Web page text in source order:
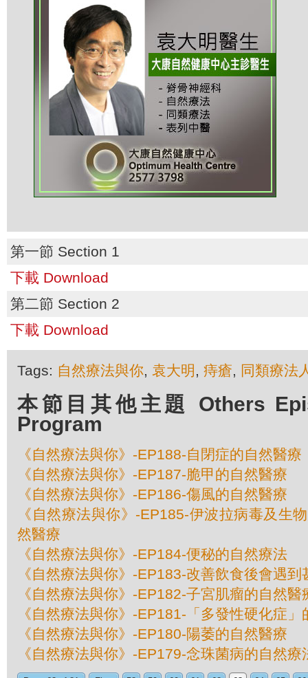
第一節 Section 1
下載 Download
第二節 Section 2
下載 Download
Tags: 自然療法與你, 袁大明 , 痔瘡, 同類療法
本節目其他主題 Others
Program
《自然療法與你》-EP188-自閉症的自然醫療
《自然療法與你》-EP187-脆甲的自然醫療
《自然療法與你》-EP186-傷風的自然醫療
《自然療法與你》-EP185-伊波拉病毒及生
然醫療
《自然療法與你》-EP184-便秘的自然療法
《自然療法與你》-EP183-改善飲食後會遇到
《自然療法與你》-EP182-子宮肌瘤的自然醫
《自然療法與你》-EP181-「多發性硬化症」
《自然療法與你》-EP180-陽萎的自然醫療
《自然療法與你》-EP179-念珠菌病的自然療